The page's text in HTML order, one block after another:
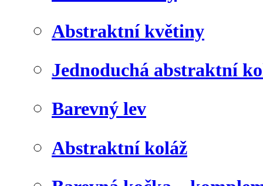
Abstraktní květiny
Jednoduchá abstraktní
Barevný lev
Abstraktní koláž